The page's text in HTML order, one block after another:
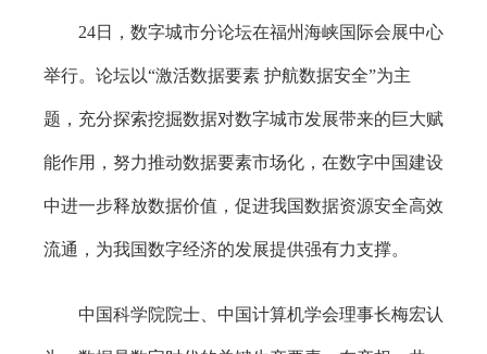
24日，数字城市分论坛在福州海峡国际会展中心
举行。论坛以“激活数据要素 护航数据安全”为主
题，充分探索挖掘数据对数字城市发展带来的巨大赋
能作用，努力推动数据要素市场化，在数字中国建设
中进一步释放数据价值，促进我国数据资源安全高效
流通，为我国数字经济的发展提供强有力支撑。
中国科学院院士、中国计算机学会理事长梅宏认